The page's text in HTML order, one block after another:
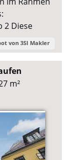
2 Diese
von 3SI Makler
m²